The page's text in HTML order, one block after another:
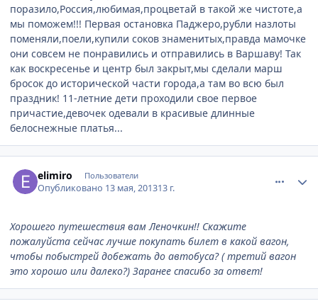
поразило,Россия,любимая,процветай в такой же чистоте,а
мы поможем!!! Первая остановка Паджеро,рубли назлоты
поменяли,поели,купили соков знаменитых,правда мамочке
они совсем не понравились и отправились в Варшаву! Так
как воскресенье и центр был закрыт,мы сделали марш
бросок до исторической части города,а там во всю был
праздник! 11-летние дети проходили свое первое
причастие,девочек одевали в красивые длинные
белоснежные платья...
elimiro Пользователи
Опубликовано 13 мая, 201313 г.
Хорошего путешествия вам Леночкин!! Скажите
пожалуйста сейчас лучше покупать билет в какой вагон,
чтобы побыстрей добежать до автобуса? ( третий вагон
это хорошо или далеко?) Заранее спасибо за ответ!